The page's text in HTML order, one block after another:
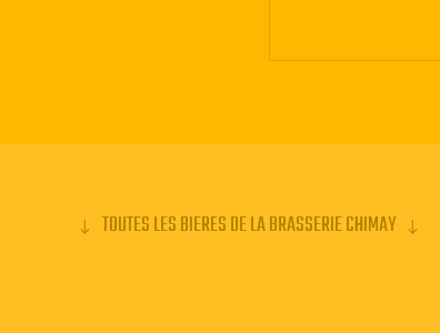
à la
resté dans
TOUTES LES BIERES DE LA BRASSERIE CHIMAY